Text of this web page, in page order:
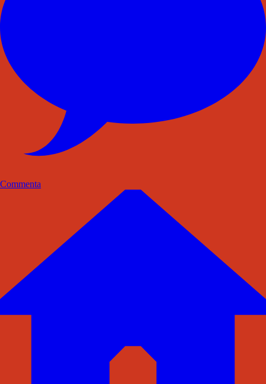
Commenta